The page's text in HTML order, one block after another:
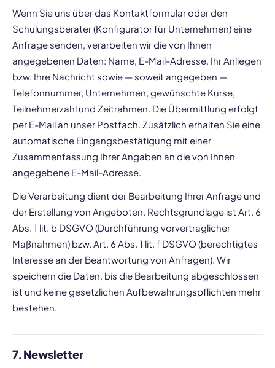
Wenn Sie uns über das Kontaktformular oder den
Schulungsberater (Konfigurator für Unternehmen) eine
Anfrage senden, verarbeiten wir die von Ihnen
angegebenen Daten: Name, E-Mail-Adresse, Ihr Anliegen
bzw. Ihre Nachricht sowie — soweit angegeben —
Telefonnummer, Unternehmen, gewünschte Kurse,
Teilnehmerzahl und Zeitrahmen. Die Übermittlung erfolgt
per E-Mail an unser Postfach. Zusätzlich erhalten Sie eine
automatische Eingangsbestätigung mit einer
Zusammenfassung Ihrer Angaben an die von Ihnen
angegebene E-Mail-Adresse.
Die Verarbeitung dient der Bearbeitung Ihrer Anfrage und
der Erstellung von Angeboten. Rechtsgrundlage ist Art. 6
Abs. 1 lit. b DSGVO (Durchführung vorvertraglicher
Maßnahmen) bzw. Art. 6 Abs. 1 lit. f DSGVO (berechtigtes
Interesse an der Beantwortung von Anfragen). Wir
speichern die Daten, bis die Bearbeitung abgeschlossen
ist und keine gesetzlichen Aufbewahrungspflichten mehr
bestehen.
7. Newsletter